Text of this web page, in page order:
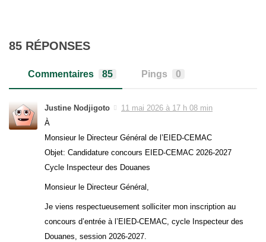
85 RÉPONSES
Commentaires 85 Pings 0
Justine Nodjigoto
11 mai 2026 à 17 h 08 min
À
Monsieur le Directeur Général de l’EIED-CEMAC
Objet: Candidature concours EIED-CEMAC 2026-2027
Cycle Inspecteur des Douanes
Monsieur le Directeur Général,
Je viens respectueusement solliciter mon inscription au
concours d’entrée à l’EIED-CEMAC, cycle Inspecteur des
Douanes, session 2026-2027.